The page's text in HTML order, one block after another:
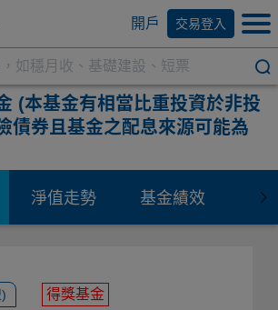
開戶 交易登入
(本基金有相當比重投資於非投
債券且基金之配息來源可能為
淨值走勢 基金績效 資
得獎基金